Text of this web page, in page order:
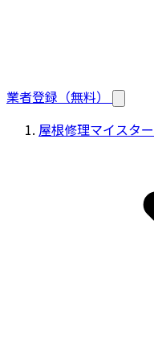
業者登録（無料）
屋根修理マイスター